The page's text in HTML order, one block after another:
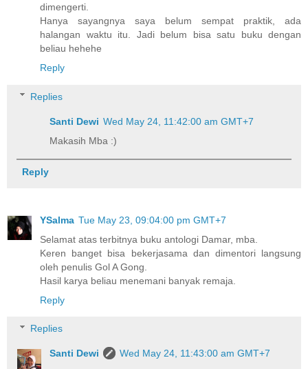
dimengerti.
Hanya sayangnya saya belum sempat praktik, ada
halangan waktu itu. Jadi belum bisa satu buku dengan
beliau hehehe
Reply
Replies
Santi Dewi Wed May 24, 11:42:00 am GMT+7
Makasih Mba :)
Reply
YSalma Tue May 23, 09:04:00 pm GMT+7
Selamat atas terbitnya buku antologi Damar, mba.
Keren banget bisa bekerjasama dan dimentori langsung
oleh penulis Gol A Gong.
Hasil karya beliau menemani banyak remaja.
Reply
Replies
Santi Dewi
Wed May 24, 11:43:00 am GMT+7